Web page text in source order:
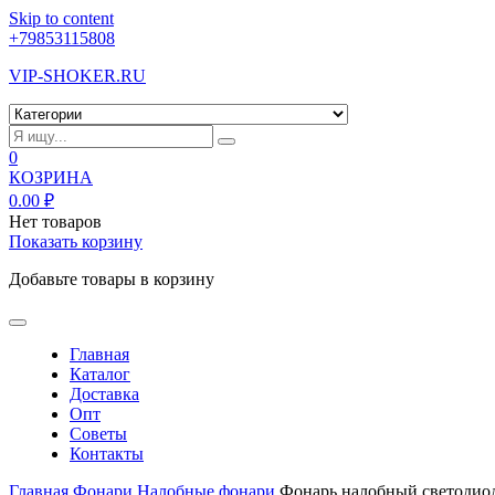
Skip to content
+79853115808
VIP-SHOKER.RU
0
КОЗРИНА
0.00 ₽
Нет товаров
Показать корзину
Добавьте товары в корзину
Главная
Каталог
Доставка
Опт
Советы
Контакты
Главная Фонари Налобные фонари Фонарь налобный